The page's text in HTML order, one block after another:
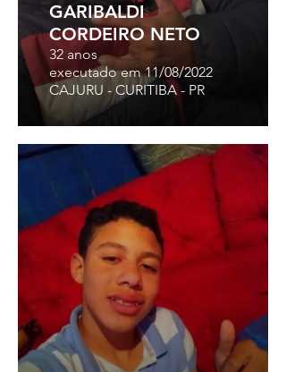
GARIBALDI
CORDEIRO NETO
32 anos
executado em 11/08/2022
CAJURU - CURITIBA - PR